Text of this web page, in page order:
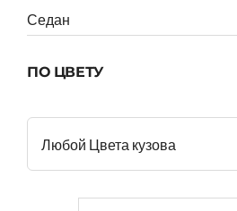
Седан
ПО ЦВЕТУ
Любой Цвета кузова